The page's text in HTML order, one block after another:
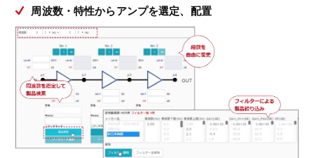
周波数・特性からアンプを選定、配置